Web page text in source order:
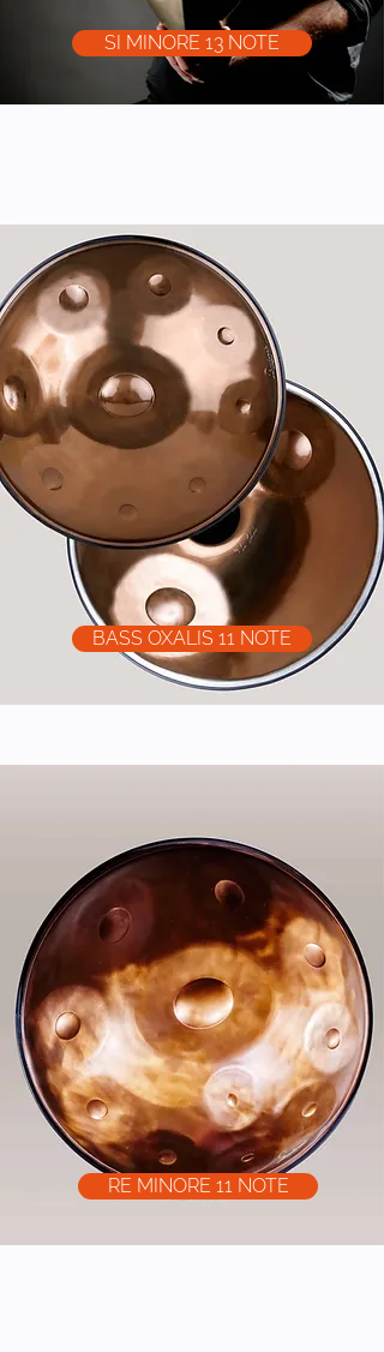
SI MINORE 13 NOTE
BASS OXALIS 11 NOTE
RE MINORE 11 NOTE